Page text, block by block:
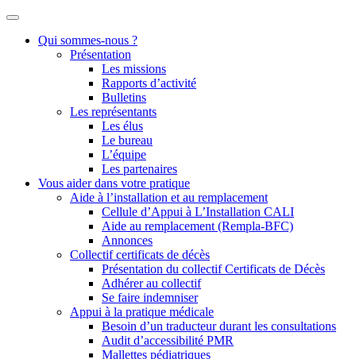
Qui sommes-nous ?
Présentation
Les missions
Rapports d’activité
Bulletins
Les représentants
Les élus
Le bureau
L’équipe
Les partenaires
Vous aider dans votre pratique
Aide à l’installation et au remplacement
Cellule d’Appui à L’Installation CALI
Aide au remplacement (Rempla-BFC)
Annonces
Collectif certificats de décès
Présentation du collectif Certificats de Décès
Adhérer au collectif
Se faire indemniser
Appui à la pratique médicale
Besoin d’un traducteur durant les consultations
Audit d’accessibilité PMR
Mallettes pédiatriques